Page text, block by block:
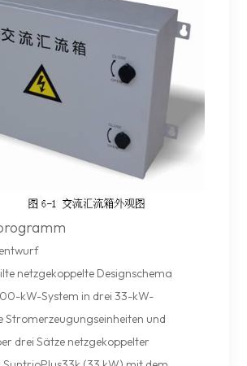
netzgekoppelte Designschema
kW-System in drei 33-kW-
Stromerzeugungseinheiten und
drei Sätze netzgekoppelter